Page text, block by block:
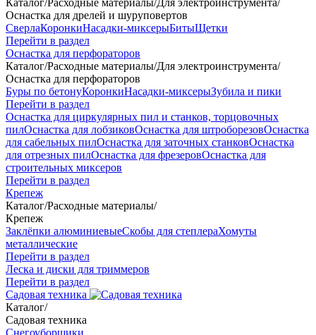
Каталог/Расходные материалы/Для электроинструмента/
Оснастка для дрелей и шуруповертов
СверлаКоронкиНасадки-миксерыБитыЩетки
Перейти в раздел
Оснастка для перфораторов
Каталог/Расходные материалы/Для электроинструмента/
Оснастка для перфораторов
Буры по бетонуКоронкиНасадки-миксерыЗубила и пики
Перейти в раздел
Оснастка для циркулярных пил и станков, торцовочных
пилОснастка для лобзиковОснастка для штроборезовОснастка
для сабельных пилОснастка для заточных станковОснастка
для отрезных пилОснастка для фрезеровОснастка для
строительных миксеров
Перейти в раздел
Крепеж
Каталог/Расходные материалы/
Крепеж
Заклёпки алюминиевыеСкобы для степлераХомуты
металлические
Перейти в раздел
Леска и диски для триммеров
Перейти в раздел
Садовая техника
Каталог/
Садовая техника
Снегоуборщики